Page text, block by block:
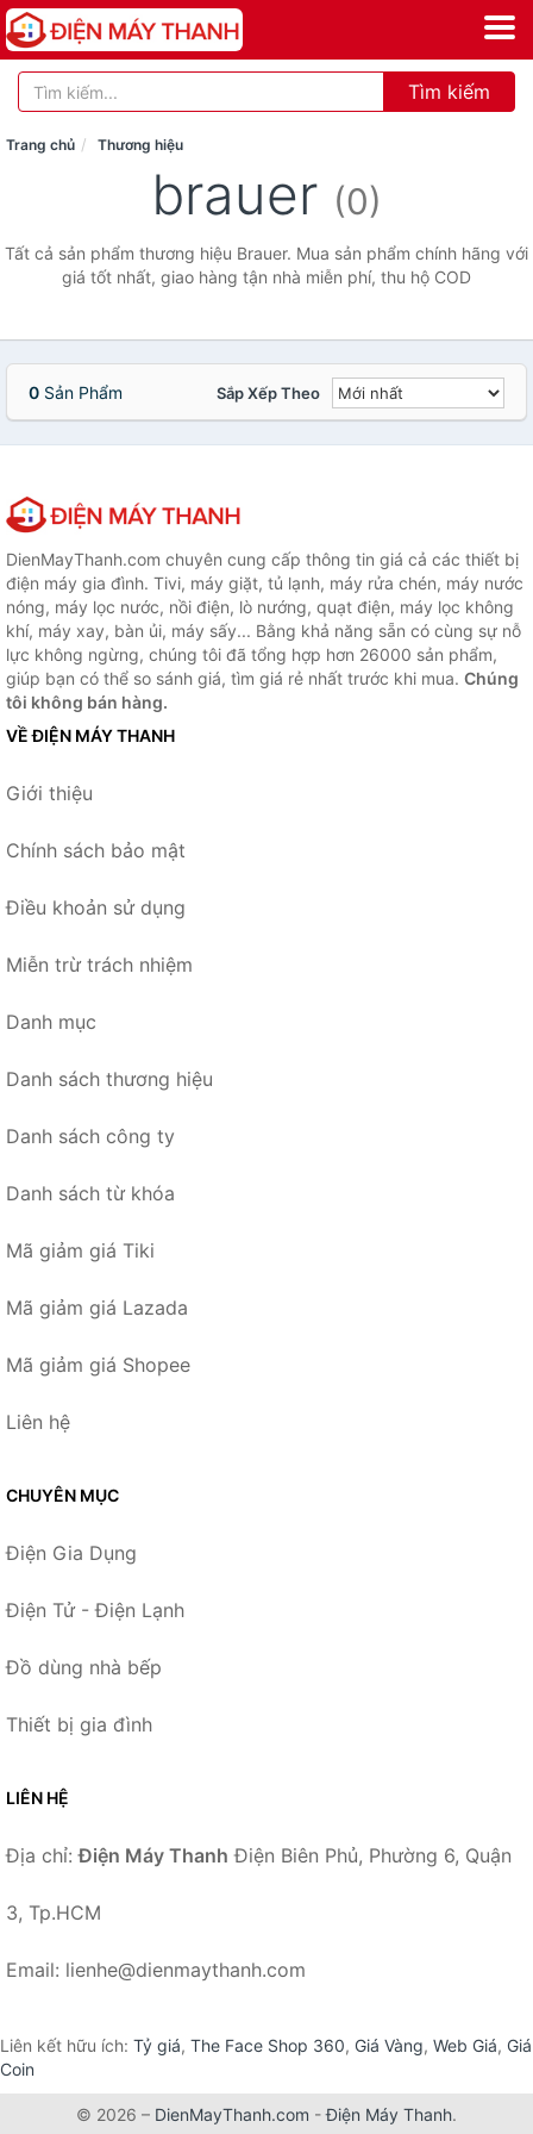
Tìm kiếm
Trang chủ Thương hiệu
brauer (0)
Tất cả sản phẩm thương hiệu Brauer. Mua sản phẩm chính hãng với
giá tốt nhất, giao hàng tận nhà miễn phí, thu hộ COD
0 Sản Phẩm Sắp Xếp Theo
DienMayThanh.com chuyên cung cấp thông tin giá cả các thiết bị
điện máy gia đình. Tivi, máy giặt, tủ lạnh, máy rửa chén, máy nước
nóng, máy lọc nước, nồi điện, lò nướng, quạt điện, máy lọc không
khí, máy xay, bàn ủi, máy sấy... Bằng khả năng sẵn có cùng sự nỗ
lực không ngừng, chúng tôi đã tổng hợp hơn 26000 sản phẩm,
giúp bạn có thể so sánh giá, tìm giá rẻ nhất trước khi mua. Chúng
tôi không bán hàng.
VỀ ĐIỆN MÁY THANH
Giới thiệu
Chính sách bảo mật
Điều khoản sử dụng
Miễn trừ trách nhiệm
Danh mục
Danh sách thương hiệu
Danh sách công ty
Danh sách từ khóa
Mã giảm giá Tiki
Mã giảm giá Lazada
Mã giảm giá Shopee
Liên hệ
CHUYÊN MỤC
Điện Gia Dụng
Điện Tử - Điện Lạnh
Đồ dùng nhà bếp
Thiết bị gia đình
LIÊN HỆ
Địa chỉ:Điện Máy Thanh Điện Biên Phủ, Phường 6, Quận
3, Tp.HCM
Email: lienhe@dienmaythanh.com
Liên kết hữu ích: Tỷ giá, The Face Shop 360, Giá Vàng, Web Giá, Giá
Coin
© 2026 – DienMayThanh.com -Điện Máy Thanh.